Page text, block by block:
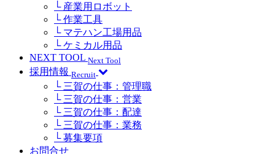
└ 産業用ロボット
└ 作業工具
└ マテハン工場用品
└ ケミカル用品
NEXT TOOL Next Tool
採用情報 Recruit
└ 三賀の仕事：管理職
└ 三賀の仕事：営業
└ 三賀の仕事：配達
└ 三賀の仕事：業務
└ 募集要項
お問合せ